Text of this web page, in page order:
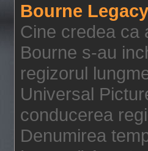
Bourne
Cine credea ca
Bourne s-au
regizorul
Universal
conducerea
Denumirea